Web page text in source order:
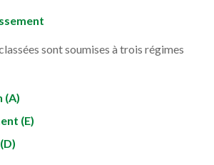
sont soumises à trois régimes
(A)
(E)